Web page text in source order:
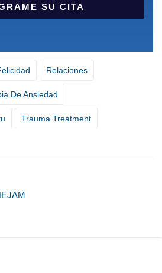
SU CITA
Relaciones
De Ansiedad
Trauma Treatment